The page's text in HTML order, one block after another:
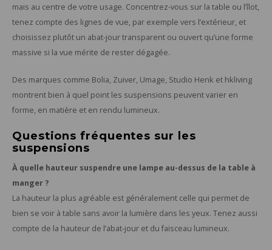
mais au centre de votre usage. Concentrez-vous sur la table ou l’îlot,
tenez compte des lignes de vue, par exemple vers l’extérieur, et
choisissez plutôt un abat-jour transparent ou ouvert qu’une forme
massive si la vue mérite de rester dégagée.
Des marques comme Bolia, Zuiver, Umage, Studio Henk et hkliving
montrent bien à quel point les suspensions peuvent varier en
forme, en matière et en rendu lumineux.
Questions fréquentes sur les
suspensions
À quelle hauteur suspendre une lampe au-dessus de la table à
manger ?
La hauteur la plus agréable est généralement celle qui permet de
bien se voir à table sans avoir la lumière dans les yeux. Tenez aussi
compte de la hauteur de l’abat-jour et du faisceau lumineux.